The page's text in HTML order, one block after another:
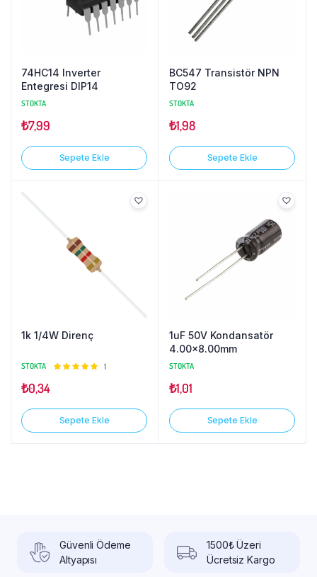
74HC14 Inverter
Entegresi DIP14
STOKTA
₺7,99
Sepete Ekle
BC547 Transistör NPN
TO92
STOKTA
₺1,98
Sepete Ekle
1k 1/4W Direnç
STOKTA
51
₺0,34
Sepete Ekle
1uF 50V Kondansatör
4.00×8.00mm
STOKTA
₺1,01
Sepete Ekle
Güvenli Ödeme
Altyapısı
1500₺ Üzeri
Ücretsiz Kargo